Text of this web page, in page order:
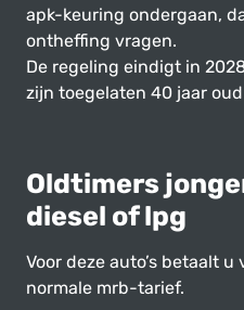
apk-keuring ondergaan,
ontheffing vragen.
De regeling eindigt in
zijn toegelaten 40 jaar
Oldtimers
diesel of lpg
Voor deze auto’s betaalt
normale mrb-tarief.